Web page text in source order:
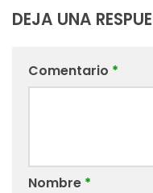
DEJA UNA
Comentario *
Nombre *